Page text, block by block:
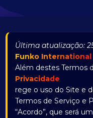
Última atualização:
Funko International
Além destes Termos
Privacidade
rege o uso do Site e
Termos de Serviço e
“Acordo”, que será